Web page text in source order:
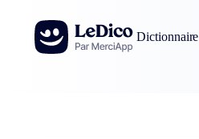
Aller au contenu
Dictionnaire